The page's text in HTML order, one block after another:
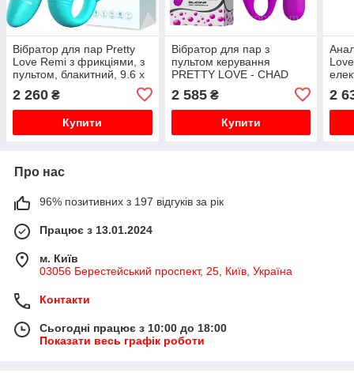
Вібратор для пар Pretty
Love Remi з фрикціями, з
пультом, блакитний, 9.6 х
2 260 ₴
Купити
Вібратор для пар з
пультом керування
PRETTY LOVE - CHAD
2 585₴
Купити
х 3.4
2
Про нас
96% позитивних з 197 відгуків за рік
Працює з 13.01.2024
м. Київ
03056 Берестейський проспект, 25, Київ, Україна
Контакти
Сьогодні працює з 10:00 до 18:00
Показати весь графік роботи